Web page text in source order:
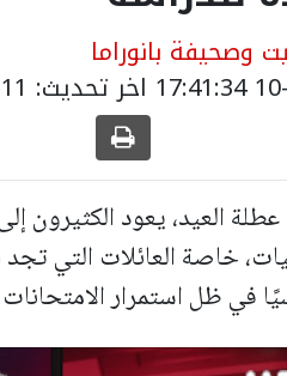
وصحيفة بانوراما
10- اخر تحديث: 11-06-2025 06:53:00
عطلة العيد، يعود الكثيرون
خاصة العائلات التي
في ظل استمرار